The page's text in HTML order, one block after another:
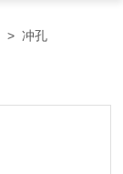
>冲孔